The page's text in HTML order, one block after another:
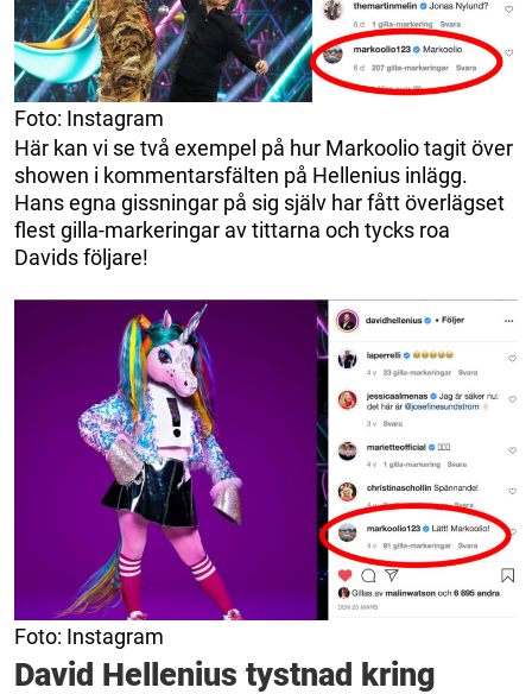
Foto: Instagram
Här kan vi se två exempel på hur Markoolio tagit över
showen i kommentarsfälten på Hellenius inlägg.
Hans egna gissningar på sig själv har fått överlägset
flest gilla-markeringar av tittarna och tycks roa
Davids följare!
Foto: Instagram
David Hellenius tystnad kring